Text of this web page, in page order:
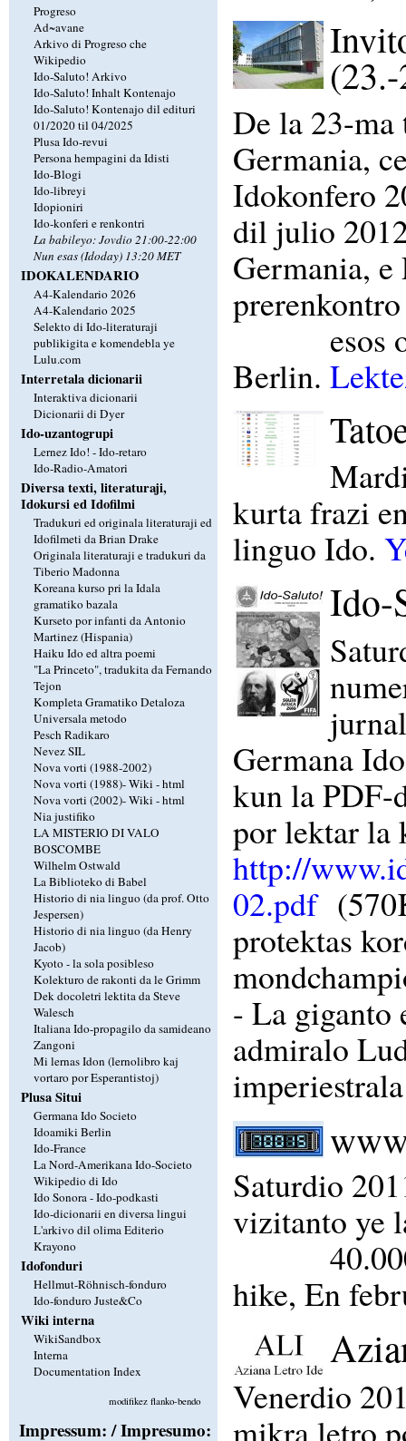
Progreso
Ad~avane
Arkivo di Progreso che
Wikipedio
Ido-Saluto! Arkivo
Ido-Saluto! Inhalt Kontenajo
Ido-Saluto! Kontenajo dil edituri
01/2020 til 04/2025
Plusa Ido-revui
Persona hempagini da Idisti
Ido-Blogi
Ido-libreyi
Idopioniri
Ido-konferi e renkontri
La babileyo: Jovdio 21:00-22:00
Nun esas (Idoday) 13:20 MET
IDOKALENDARIO
A4-Kalendario 2026
A4-Kalendario 2025
Selekto di Ido-literaturaji
publikigita e komendebla ye
Lulu.com
Interretala dicionarii
Interaktiva dicionarii
Dicionarii di Dyer
Ido-uzantogrupi
Lernez Ido! - Ido-retaro
Ido-Radio-Amatori
Diversa texti, literaturaji,
Idokursi ed Idofilmi
Tradukuri ed originala literaturaji ed
Idofilmeti da Brian Drake
Originala literaturaji e tradukuri da
Tiberio Madonna
Koreana kurso pri la Idala
gramatiko bazala
Kurseto por infanti da Antonio
Martinez (Hispania)
Haiku Ido ed altra poemi
"La Princeto", tradukita da Fernando
Tejon
Kompleta Gramatiko Detaloza
Universala metodo
Pesch Radikaro
Nevez SIL
Nova vorti (1988-2002)
Nova vorti (1988)-Wiki -html
Nova vorti (2002)-Wiki -html
Nia justifiko
LA MISTERIO DI VALO
BOSCOMBE
Wilhelm Ostwald
La Biblioteko di Babel
Historio di nia linguo (da prof. Otto
Jespersen)
Historio di nia linguo (da Henry
Jacob)
Kyoto - la sola posibleso
Kolekturo de rakonti da le Grimm
Dek docoletri lektita da Steve
Walesch
Italiana Ido-propagilo da samideano
Zangoni
Mi lernas Idon (lernolibro kaj
vortaro por Esperantistoj)
Plusa Situi
Germana Ido Societo
Idoamiki Berlin
Ido-France
La Nord-Amerikana Ido-Societo
Wikipedio di Ido
Ido Sonora - Ido-podkasti
Ido-dicionarii en diversa lingui
L'arkivo dil olima Editerio
Krayono
Idofonduri
Hellmut-Röhnisch-fonduro
Ido-fonduro Juste&Co
Wiki interna
WikiSandbox
Interna
Documentation Index
modifikez flanko-bendo
Impressum: / Impresumo:
De la 23-
Germania,
Idokonfero
dil julio
Germania,
prerenkontro
esos
Berlin.
kurta frazi
linguo Ido.
Ido-
Germana
kun la PDF-
por lektar la
http://
02.pdf
protektas
- La giganto
admiralo
Saturdio
vizitanto ye
hike, En
Venerdio
mikra letro